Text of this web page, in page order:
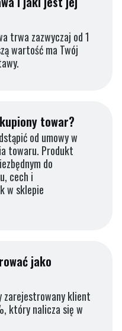
trwa zazwyczaj od 1
wartość ma Twój
towar?
od umowy w
towaru. Produkt
do
cech i
w sklepie
jako
zarejestrowany klient
który nalicza się w